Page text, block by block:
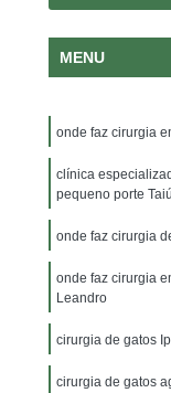
Oftalmologista
Veterinário
Nutrólogo
Veterinário
Veterinário
Jardim Irajá
Veterinários
para Animais
MENU
onde faz cirurgia
clínica
pequeno porte
onde faz cirurgia
onde faz cirurgia
Leandro
cirurgia de gatos
cirurgia de gatos